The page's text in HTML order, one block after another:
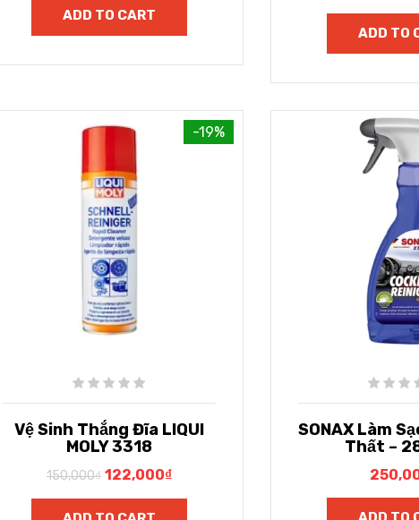
ADD TO CART
ADD TO
-19%
Vệ Sinh Thắng Đĩa LIQUI
MOLY 3318
150,000₫ 122,000₫
SONAX Làm
Thất –